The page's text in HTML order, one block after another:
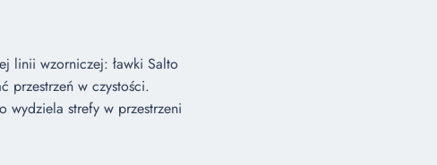
linii wzorniczej: ławki Salto
przestrzeń w czystości.
wydziela strefy w przestrzeni